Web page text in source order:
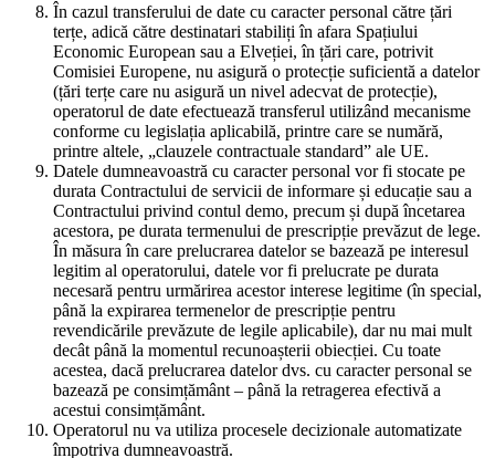
În cazul transferului de date cu caracter personal către țări
terțe, adică către destinatari stabiliți în afara Spațiului
Economic European sau a Elveției, în țări care, potrivit
Comisiei Europene, nu asigură o protecție suficientă a datelor
(țări terțe care nu asigură un nivel adecvat de protecție),
operatorul de date efectuează transferul utilizând mecanisme
conforme cu legislația aplicabilă, printre care se numără,
printre altele, „clauzele contractuale standard” ale UE.
Datele dumneavoastră cu caracter personal vor fi stocate pe
durata Contractului de servicii de informare și educație sau a
Contractului privind contul demo, precum și după încetarea
acestora, pe durata termenului de prescripție prevăzut de lege.
În măsura în care prelucrarea datelor se bazează pe interesul
legitim al operatorului, datele vor fi prelucrate pe durata
necesară pentru urmărirea acestor interese legitime (în special,
până la expirarea termenelor de prescripție pentru
revendicările prevăzute de legile aplicabile), dar nu mai mult
decât până la momentul recunoașterii obiecției. Cu toate
acestea, dacă prelucrarea datelor dvs. cu caracter personal se
bazează pe consimțământ – până la retragerea efectivă a
acestui consimțământ.
Operatorul nu va utiliza procesele decizionale automatizate
împotriva dumneavoastră.